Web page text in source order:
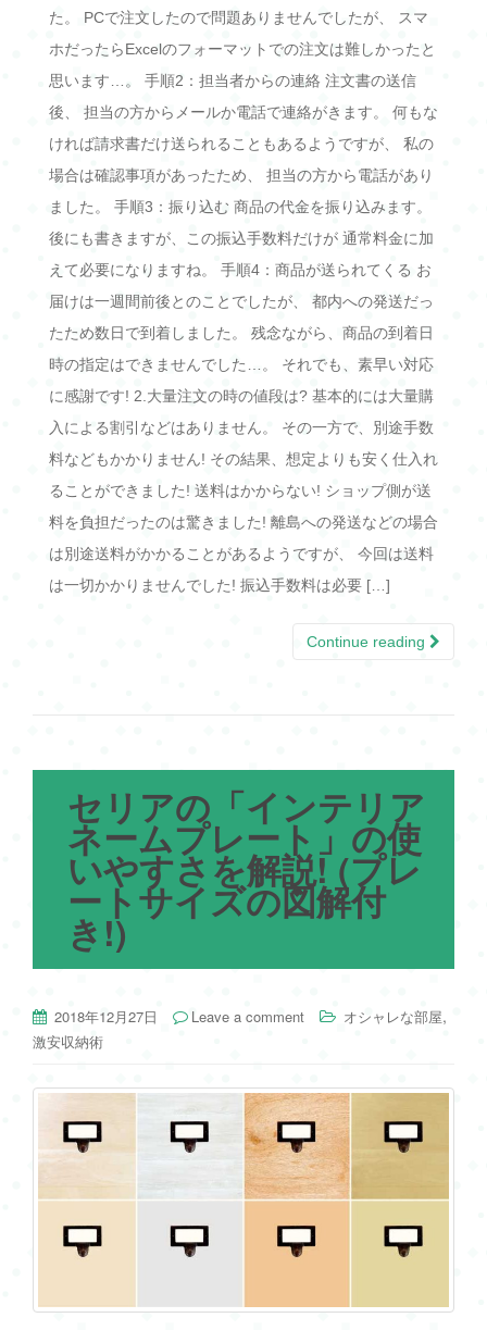
た。 PCで注文したので問題ありませんでしたが、 スマ
ホだったらExcelのフォーマットでの注文は難しかったと
思います…。 手順2：担当者からの連絡 注文書の送信
後、 担当の方からメールか電話で連絡がきます。 何もな
ければ請求書だけ送られることもあるようですが、 私の
場合は確認事項があったため、 担当の方から電話があり
ました。 手順3：振り込む 商品の代金を振り込みます。
後にも書きますが、この振込手数料だけが 通常料金に加
えて必要になりますね。 手順4：商品が送られてくる お
届けは一週間前後とのことでしたが、 都内への発送だっ
たため数日で到着しました。 残念ながら、商品の到着日
時の指定はできませんでした…。 それでも、素早い対応
に感謝です! 2.大量注文の時の値段は? 基本的には大量購
入による割引などはありません。 その一方で、別途手数
料などもかかりません! その結果、想定よりも安く仕入れ
ることができました! 送料はかからない! ショップ側が送
料を負担だったのは驚きました! 離島への発送などの場合
は別途送料がかかることがあるようですが、 今回は送料
は一切かかりませんでした! 振込手数料は必要 […]
Continue reading
セリアの「インテリア
ネームプレート」の使
いやすさを解説! (プレ
ートサイズの図解付
き!)
2018年12月27日 Leave a comment オシャレな部屋,
激安収納術